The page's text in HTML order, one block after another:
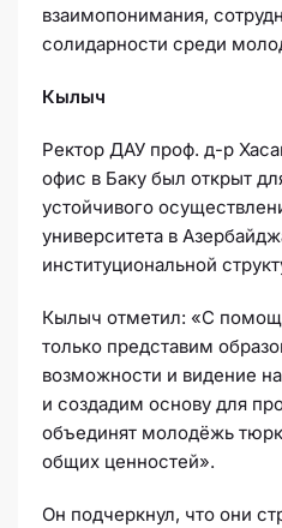
взаимопонимания,
солидарности среди
Кылыч
Ректор ДАУ проф. д-р
офис в Баку был открыт
устойчивого
университета в
институциональной
Кылыч отметил: «С
только представим
возможности и видение
и создадим основу для
объединят молодёжь
общих ценностей».
Он подчеркнул, что они